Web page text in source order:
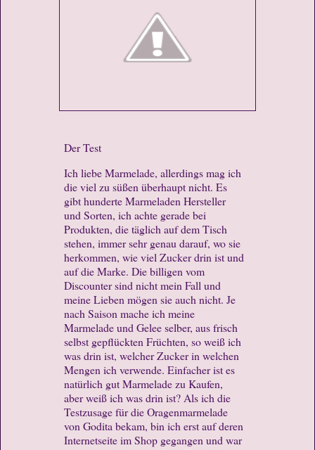
Der Test
Ich liebe Marmelade, allerdings mag ich
die viel zu süßen überhaupt nicht. Es
gibt hunderte Marmeladen Hersteller
und Sorten, ich achte gerade bei
Produkten, die täglich auf dem Tisch
stehen, immer sehr genau darauf, wo sie
herkommen, wie viel Zucker drin ist und
auf die Marke. Die billigen vom
Discounter sind nicht mein Fall und
meine Lieben mögen sie auch nicht. Je
nach Saison mache ich meine
Marmelade und Gelee selber, aus frisch
selbst gepflückten Früchten, so weiß ich
was drin ist, welcher Zucker in welchen
Mengen ich verwende. Einfacher ist es
natürlich gut Marmelade zu Kaufen,
aber weiß ich was drin ist? Als ich die
Testzusage für die Oragenmarmelade
von Godita bekam, bin ich erst auf deren
Internetseite im Shop gegangen und war